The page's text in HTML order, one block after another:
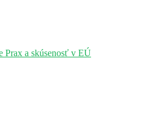
Prax a skúsenosť v EÚ